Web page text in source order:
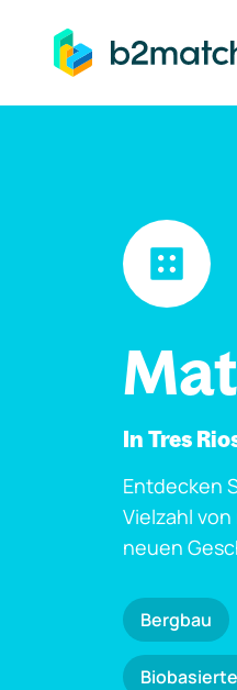
springen
In Tres
Entdecken
Vielzahl
neuen
Bergbau